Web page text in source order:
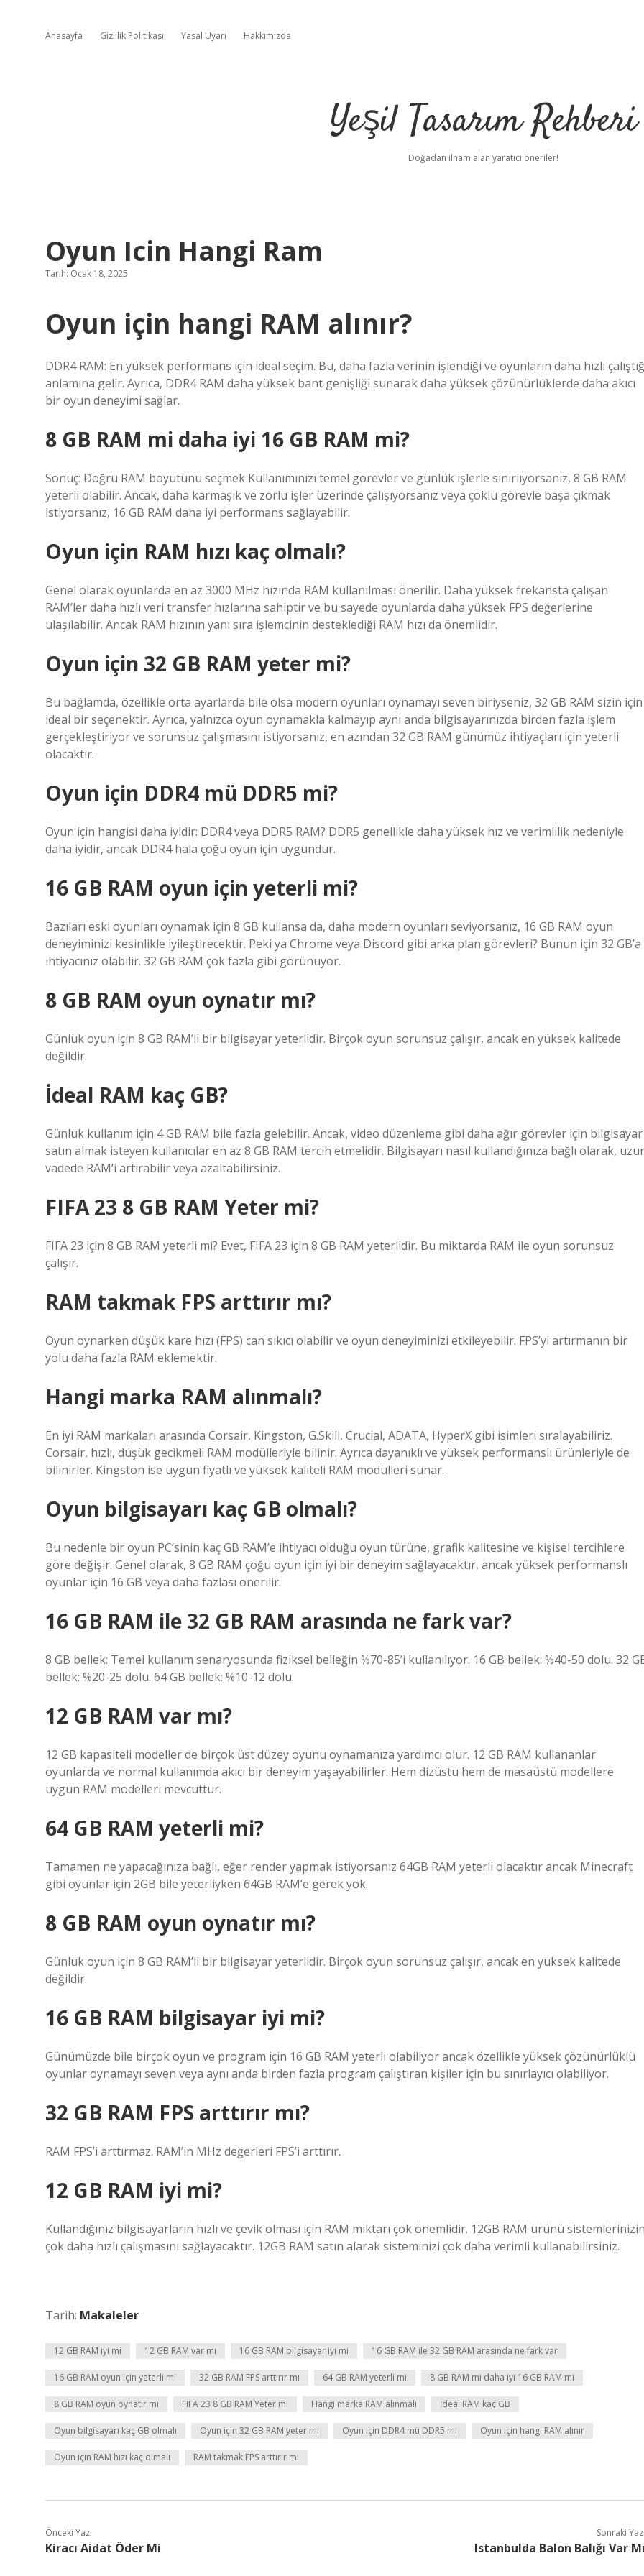
Anasayfa Gizlilik Politikası Yasal Uyarı Hakkımızda
Yeşil Tasarım Rehberi
Doğadan ilham alan yaratıcı öneriler!
Oyun Icin Hangi Ram
Tarih: Ocak 18, 2025
Oyun için hangi RAM alınır?
DDR4 RAM: En yüksek performans için ideal seçim. Bu, daha fazla verinin işlendiği ve oyunların daha hızlı
anlamına gelir. Ayrıca, DDR4 RAM daha yüksek bant genişliği sunarak daha yüksek çözünürlüklerde daha akıcı
bir oyun deneyimi sağlar.
8 GB RAM mi daha iyi 16 GB RAM mi?
Sonuç: Doğru RAM boyutunu seçmek Kullanımınızı temel görevler ve günlük işlerle sınırlıyorsanız, 8 GB RAM
yeterli olabilir. Ancak, daha karmaşık ve zorlu işler üzerinde çalışıyorsanız veya çoklu görevle başa çıkmak
istiyorsanız, 16 GB RAM daha iyi performans sağlayabilir.
Oyun için RAM hızı kaç olmalı?
Genel olarak oyunlarda en az 3000 MHz hızında RAM kullanılması önerilir. Daha yüksek frekansta çalışan
RAM’ler daha hızlı veri transfer hızlarına sahiptir ve bu sayede oyunlarda daha yüksek FPS değerlerine
ulaşılabilir. Ancak RAM hızının yanı sıra işlemcinin desteklediği RAM hızı da önemlidir.
Oyun için 32 GB RAM yeter mi?
Bu bağlamda, özellikle orta ayarlarda bile olsa modern oyunları oynamayı seven biriyseniz, 32 GB RAM sizin için
ideal bir seçenektir. Ayrıca, yalnızca oyun oynamakla kalmayıp aynı anda bilgisayarınızda birden fazla işlem
gerçekleştiriyor ve sorunsuz çalışmasını istiyorsanız, en azından 32 GB RAM günümüz ihtiyaçları için yeterli
olacaktır.
Oyun için DDR4 mü DDR5 mi?
Oyun için hangisi daha iyidir: DDR4 veya DDR5 RAM? DDR5 genellikle daha yüksek hız ve verimlilik nedeniyle
daha iyidir, ancak DDR4 hala çoğu oyun için uygundur.
16 GB RAM oyun için yeterli mi?
Bazıları eski oyunları oynamak için 8 GB kullansa da, daha modern oyunları seviyorsanız, 16 GB RAM oyun
deneyiminizi kesinlikle iyileştirecektir. Peki ya Chrome veya Discord gibi arka plan görevleri? Bunun için 32 GB’a
ihtiyacınız olabilir. 32 GB RAM çok fazla gibi görünüyor.
8 GB RAM oyun oynatır mı?
Günlük oyun için 8 GB RAM’li bir bilgisayar yeterlidir. Birçok oyun sorunsuz çalışır, ancak en yüksek kalitede
değildir.
İdeal RAM kaç GB?
Günlük kullanım için 4 GB RAM bile fazla gelebilir. Ancak, video düzenleme gibi daha ağır görevler için bilgisayar
satın almak isteyen kullanıcılar en az 8 GB RAM tercih etmelidir. Bilgisayarı nasıl kullandığınıza bağlı olarak,
vadede RAM’i artırabilir veya azaltabilirsiniz.
FIFA 23 8 GB RAM Yeter mi?
FIFA 23 için 8 GB RAM yeterli mi? Evet, FIFA 23 için 8 GB RAM yeterlidir. Bu miktarda RAM ile oyun sorunsuz
çalışır.
RAM takmak FPS arttırır mı?
Oyun oynarken düşük kare hızı (FPS) can sıkıcı olabilir ve oyun deneyiminizi etkileyebilir. FPS’yi artırmanın bir
yolu daha fazla RAM eklemektir.
Hangi marka RAM alınmalı?
En iyi RAM markaları arasında Corsair, Kingston, G.Skill, Crucial, ADATA, HyperX gibi isimleri sıralayabiliriz.
Corsair, hızlı, düşük gecikmeli RAM modülleriyle bilinir. Ayrıca dayanıklı ve yüksek performanslı ürünleriyle de
bilinirler. Kingston ise uygun fiyatlı ve yüksek kaliteli RAM modülleri sunar.
Oyun bilgisayarı kaç GB olmalı?
Bu nedenle bir oyun PC’sinin kaç GB RAM’e ihtiyacı olduğu oyun türüne, grafik kalitesine ve kişisel tercihlere
göre değişir. Genel olarak, 8 GB RAM çoğu oyun için iyi bir deneyim sağlayacaktır, ancak yüksek performanslı
oyunlar için 16 GB veya daha fazlası önerilir.
16 GB RAM ile 32 GB RAM arasında ne fark var?
8 GB bellek: Temel kullanım senaryosunda fiziksel belleğin %70-85’i kullanılıyor. 16 GB bellek: %40-50 dolu. 32
bellek: %20-25 dolu. 64 GB bellek: %10-12 dolu.
12 GB RAM var mı?
12 GB kapasiteli modeller de birçok üst düzey oyunu oynamanıza yardımcı olur. 12 GB RAM kullananlar
oyunlarda ve normal kullanımda akıcı bir deneyim yaşayabilirler. Hem dizüstü hem de masaüstü modellere
uygun RAM modelleri mevcuttur.
64 GB RAM yeterli mi?
Tamamen ne yapacağınıza bağlı, eğer render yapmak istiyorsanız 64GB RAM yeterli olacaktır ancak Minecraft
gibi oyunlar için 2GB bile yeterliyken 64GB RAM’e gerek yok.
8 GB RAM oyun oynatır mı?
Günlük oyun için 8 GB RAM’li bir bilgisayar yeterlidir. Birçok oyun sorunsuz çalışır, ancak en yüksek kalitede
değildir.
16 GB RAM bilgisayar iyi mi?
Günümüzde bile birçok oyun ve program için 16 GB RAM yeterli olabiliyor ancak özellikle yüksek çözünürlüklü
oyunlar oynamayı seven veya aynı anda birden fazla program çalıştıran kişiler için bu sınırlayıcı olabiliyor.
32 GB RAM FPS arttırır mı?
RAM FPS’i arttırmaz. RAM’in MHz değerleri FPS’i arttırır.
12 GB RAM iyi mi?
Kullandığınız bilgisayarların hızlı ve çevik olması için RAM miktarı çok önemlidir. 12GB RAM ürünü
çok daha hızlı çalışmasını sağlayacaktır. 12GB RAM satın alarak sisteminizi çok daha verimli kullanabilirsiniz.
Tarih: Makaleler
12 GB RAM iyi mi 12 GB RAM var mı 16 GB RAM bilgisayar iyi mi 16 GB RAM ile 32 GB RAM arasında ne fark var
16 GB RAM oyun için yeterli mi 32 GB RAM FPS arttırır mı 64 GB RAM yeterli mi 8 GB RAM mi daha iyi 16 GB RAM mi
8 GB RAM oyun oynatır mı FIFA 23 8 GB RAM Yeter mi Hangi marka RAM alınmalı İdeal RAM kaç GB
Oyun bilgisayarı kaç GB olmalı Oyun için 32 GB RAM yeter mi Oyun için DDR4 mü DDR5 mi Oyun için hangi RAM alınır
Oyun için RAM hızı kaç olmalı RAM takmak FPS arttırır mı
Önceki Yazı
Kiracı Aidat Öder Mi
Sonraki
Istanbulda Balon Balığı Var